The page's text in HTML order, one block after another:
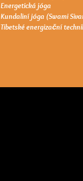
Energetická jóga
Kundaliní jóga (Swami
Tibetské energizační